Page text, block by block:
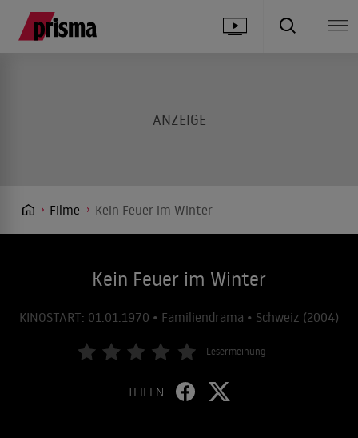
Filme Kein Feuer im Winter
Kein Feuer im Winter
KINOSTART: 01.01.1970 • Familiendrama • Schweiz (2004)
Lesermeinung
TEILEN